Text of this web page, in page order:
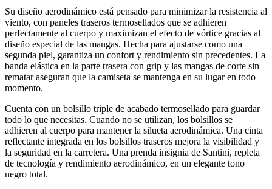
Su diseño aerodinámico está pensado para minimizar la resistencia al
viento, con paneles traseros termosellados que se adhieren
perfectamente al cuerpo y maximizan el efecto de vórtice gracias al
diseño especial de las mangas. Hecha para ajustarse como una
segunda piel, garantiza un confort y rendimiento sin precedentes. La
banda elástica en la parte trasera con grip y las mangas de corte sin
rematar aseguran que la camiseta se mantenga en su lugar en todo
momento.
Cuenta con un bolsillo triple de acabado termosellado para guardar
todo lo que necesitas. Cuando no se utilizan, los bolsillos se
adhieren al cuerpo para mantener la silueta aerodinámica. Una cinta
reflectante integrada en los bolsillos traseros mejora la visibilidad y
la seguridad en la carretera. Una prenda insignia de Santini, repleta
de tecnología y rendimiento aerodinámico, en un elegante tono
negro total.